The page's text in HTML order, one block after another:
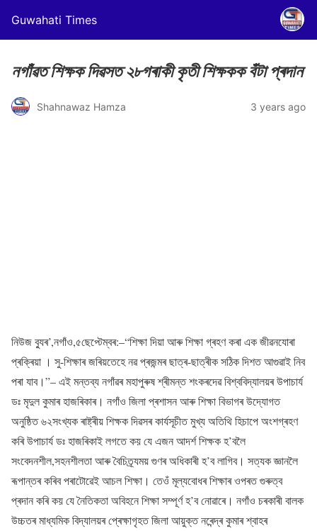
Guwahati Times
নগাঁৱত শিক্ষক দিৱসত ২৮গৰাকী কৃতী শিক্ষকক বঁটা প্ৰদান
Shahnawaz Hamza 3 years ago
নিউজ ব্যুৰ’,নগাঁও,৫ছেপ্টেম্বৰ:–“শিক্ষা দিয়া আৰু শিক্ষা গ্ৰহণ কৰা এক জীৱনযোৰা
প্ৰক্ৰিয়া । সু-শিক্ষাৰ জৰিয়তেহে নৱ প্ৰজন্মৰ ছাত্ৰ-ছাত্ৰীক সঠিক দিশত আগুৱাই নিব
পৰা যাব।”– এই মন্তব্য নগাঁৱৰ মহাপুৰুষ শ্ৰীমন্ত শংকৰদেৱ বিশ্ববিদ্যালয়ৰ উপাচাৰ্য
ডঃ মৃদুল কুমাৰ হাজৰিকাৰ। নগাঁও জিলা প্ৰশাসন আৰু শিক্ষা বিভাগৰ উদ্যোগত
অনুষ্ঠিত ৬২সংখ্যক ৰাষ্ট্ৰীয় শিক্ষক দিৱসৰ কাৰ্যসূচীত মুখ্য অতিথি হিচাপে অংশগ্ৰহণ
কৰি উপাচাৰ্য ডঃ হাজৰিকাই লগতে কয় যে এজন আদৰ্শ শিক্ষক হ’বলৈ
সংবেদনশীল,সহনশীলতা আৰু বৈচিত্ৰ্যময় গুণৰ অধিকাৰী হ’ব লাগিব। সত্যক জ্ঞানলৈ
ৰূপান্তৰ কৰিব পৰাটোৱেই আচল শিক্ষা। তেওঁ মূল্যবোধৰ শিক্ষাৰ ওপৰত গুৰুত্ব
প্ৰদান কৰি কয় যে নৈতিকতা অবিহনে শিক্ষা সম্পূৰ্ণ হ’ব নোৱাৰে। নগাঁও চৰকাৰী বালক
উচ্চতৰ মাধ্যমিক বিদ্যালয়ৰ প্ৰেক্ষাগৃহত জিলা আয়ুক্ত নৰেন্দ্ৰ কুমাৰ শ্বাহৰ